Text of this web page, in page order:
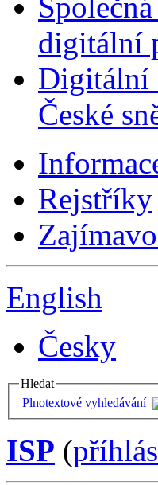
digitální
Digitální
České
Rejstříky
English
Česky
Hledat
Plnotextové vyhledávání
ISP (